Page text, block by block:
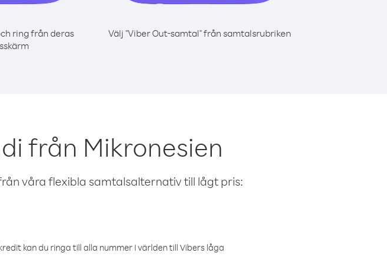
ring från deras
Välj "Viber Out-samtal" från samtalsrubriken
från Mikronesien
våra flexibla samtalsalternativ till lågt pris:
kan du ringa till alla nummer i världen till Vibers låga